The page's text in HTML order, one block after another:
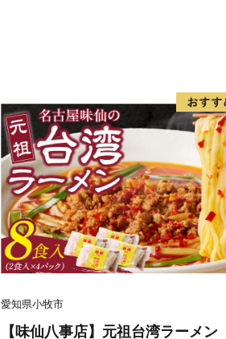
愛知県小牧市
【味仙八事店】元祖台湾ラーメ